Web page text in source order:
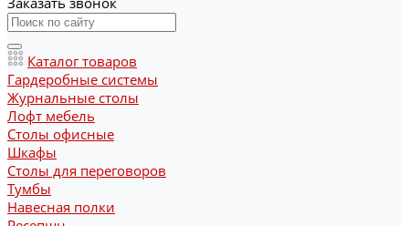
Каталог товаров
Гардеробные системы
Журнальные столы
Лофт мебель
Столы офисные
Шкафы
Столы для переговоров
Тумбы
Навесная полки